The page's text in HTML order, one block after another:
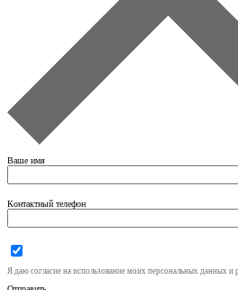
Ваше имя
Контактный телефон
Я даю согласие на использование моих персональных данных